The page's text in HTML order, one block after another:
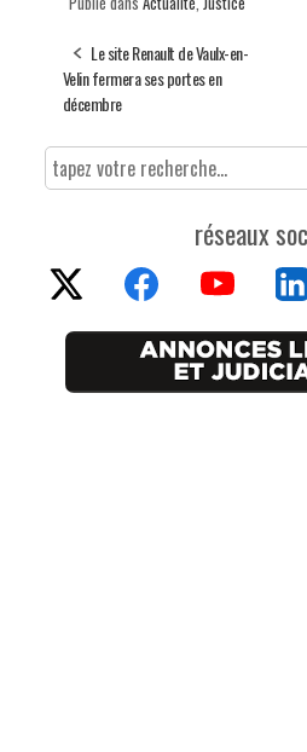
Le site Renault de Vaulx-en-
Velin fermera ses portes en
décembre
réseaux